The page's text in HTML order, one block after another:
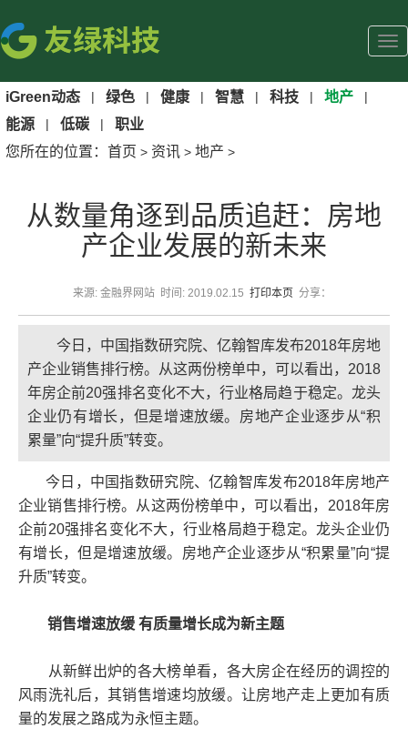
iGreen动态 | 绿色 | 健康 | 智慧 | 科技 | 地产 |
能源 | 低碳 |
职业
您所在的位置： 首页 > 资讯 > 地产 >
从数量角逐到品质追赶：房地
产企业发展的新未来
来源: 金融界网站 时间: 2019.02.15 打印本页 分享：
今日，中国指数研究院、亿翰智库发布2018年房地
产企业销售排行榜。从这两份榜单中，可以看出，2018
年房企前20强排名变化不大，行业格局趋于稳定。龙头
企业仍有增长，但是增速放缓。房地产企业逐步从“积
累量”向“提升质”转变。
今日，中国指数研究院、亿翰智库发布2018年房地产
企业销售排行榜。从这两份榜单中，可以看出，2018年房
企前20强排名变化不大，行业格局趋于稳定。龙头企业仍
有增长，但是增速放缓。房地产企业逐步从“积累量”向“提
升质”转变。
销售增速放缓 有质量增长成为新主题
从新鲜出炉的各大榜单看，各大房企在经历的调控的
风雨洗礼后，其销售增速均放缓。让房地产走上更加有质
量的发展之路成为永恒主题。